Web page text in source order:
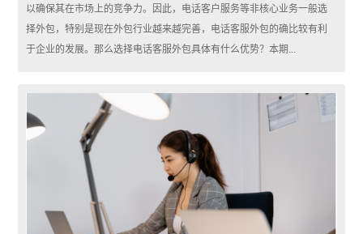
以确保其在市场上的竞争力。因此，电话客户服务等非核心业务一般选
择外包，特别是现在外包行业越来越完善，电话客服外包的确比较有利
于企业的发展。那么选择电话客服外包具体有什么优势？本期...